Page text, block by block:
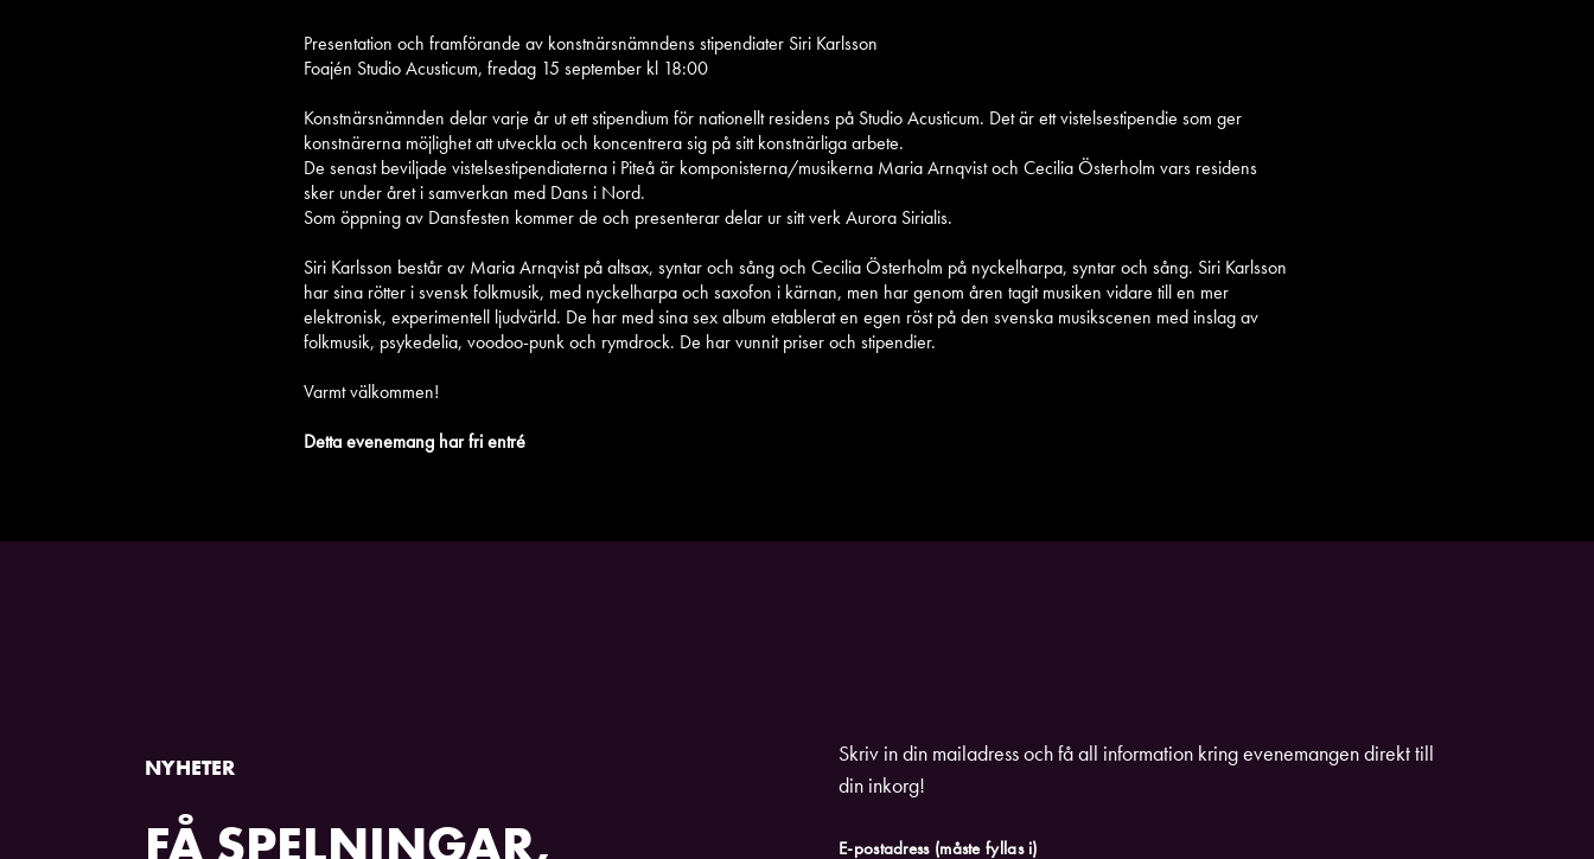
Presentation och framförande av konstnärsnämndens stipendiater Siri Karlsson
Foajén Studio Acusticum, fredag 15 september kl 18:00
Konstnärsnämnden delar varje år ut ett stipendium för nationellt residens på Studio Acusticum. Det är ett vistelsestipendie som ger
konstnärerna möjlighet att utveckla och koncentrera sig på sitt konstnärliga arbete.
De senast beviljade vistelsestipendiaterna i Piteå är komponisterna/musikerna Maria Arnqvist och Cecilia Österholm vars residens
sker under året i samverkan med Dans i Nord.
Som öppning av Dansfesten kommer de och presenterar delar ur sitt verk Aurora Sirialis.
Siri Karlsson består av Maria Arnqvist på altsax, syntar och sång och Cecilia Österholm på nyckelharpa, syntar och sång. Siri Karlsson
har sina rötter i svensk folkmusik, med nyckelharpa och saxofon i kärnan, men har genom åren tagit musiken vidare till en mer
elektronisk, experimentell ljudvärld. De har med sina sex album etablerat en egen röst på den svenska musikscenen med inslag av
folkmusik, psykedelia, voodoo-punk och rymdrock. De har vunnit priser och stipendier.
Varmt välkommen!
Detta evenemang har fri entré
NYHETER
FÅ SPELNINGAR,
Skriv in din mailadress och få all information kring evenemangen direkt till
din inkorg!
E-postadress (måste fyllas i)